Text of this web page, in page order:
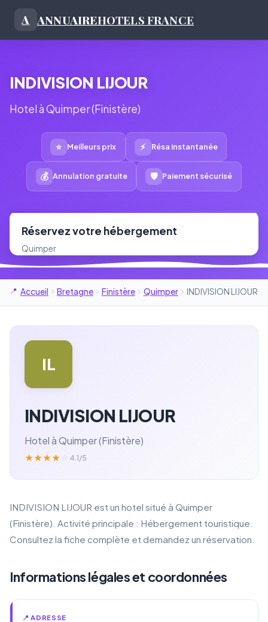
A ANNUAIREHOTELS FRANCE
INDIVISION LIJOUR
Hotel à Quimper (Finistère)
⭐ Meilleurs prix ⚡ Résa instantanée
💰 Annulation gratuite 🛡 Paiement sécurisé
Réservez votre hébergement
Quimper
Accueil Bretagne Finistère Quimper INDIVISION LIJOUR
IL
INDIVISION LIJOUR
Hotel à Quimper (Finistère)
★★★★ 4.1/5
INDIVISION LIJOUR est un hotel situé à Quimper
(Finistère). Activité principale : Hébergement touristique.
Consultez la fiche complète et demandez un réservation.
Informations légales et coordonnées
📍 ADRESSE